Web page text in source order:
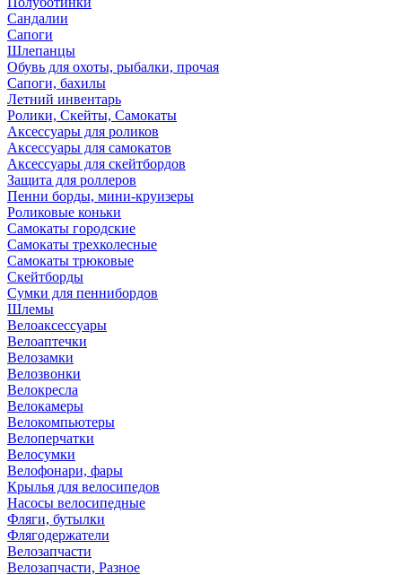
Сандалии
Сапоги
Шлепанцы
Обувь для охоты, рыбалки, прочая
Сапоги, бахилы
Летний инвентарь
Ролики, Скейты, Самокаты
Аксессуары для роликов
Аксессуары для самокатов
Аксессуары для скейтбордов
Защита для роллеров
Пенни борды, мини-круизеры
Роликовые коньки
Самокаты городские
Самокаты трехколесные
Самокаты трюковые
Скейтборды
Сумки для пеннибордов
Шлемы
Велоаксессуары
Велоаптечки
Велозамки
Велозвонки
Велокресла
Велокамеры
Велокомпьютеры
Велоперчатки
Велосумки
Велофонари, фары
Крылья для велосипедов
Насосы велосипедные
Фляги, бутылки
Флягодержатели
Велозапчасти
Велозапчасти, Разное